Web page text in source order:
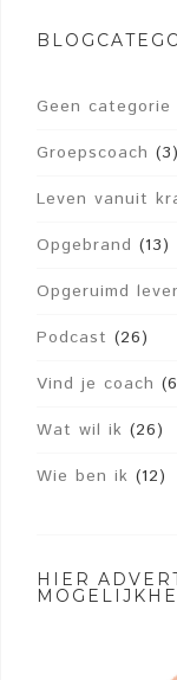
Geen categorie
Groepscoach (3)
Leven vanuit
Opgebrand (13)
Opgeruimd
Podcast (26)
Vind je coach
Wat wil ik (26)
Wie ben ik (12)
HIER